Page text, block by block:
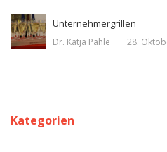
Unternehmergrillen
Dr. Katja Pähle 28.
Kategorien